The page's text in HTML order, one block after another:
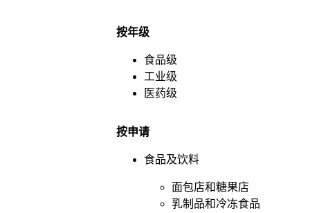
按年级
食品级
工业级
医药级
按申请
食品及饮料
面包店和糖果店
乳制品和冷冻食品